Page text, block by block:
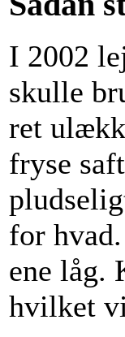
I 2002
skulle
ret
fryse
for
ene låg.
hvilket